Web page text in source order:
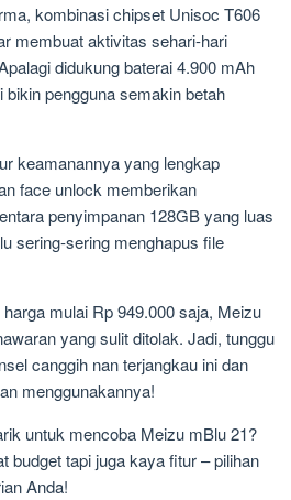
kombinasi chipset Unisoc T606
membuat aktivitas sehari-hari
didukung baterai 4.900 mAh
pengguna semakin betah
keamanannya yang lengkap
face unlock memberikan
penyimpanan 128GB yang luas
sering-sering menghapus file
mulai Rp 949.000 saja, Meizu
yang sulit ditolak. Jadi, tunggu
canggih nan terjangkau ini dan
menggunakannya!
untuk mencoba Meizu mBlu 21?
budget tapi juga kaya fitur – pilihan
Anda!